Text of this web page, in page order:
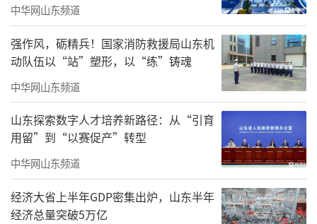
中华网山东频道
强作风，砺精兵！国家消防救援局山东机
动队伍以“站”塑形，以“练”铸魂
中华网山东频道
山东探索数字人才培养新路径：从“引育
用留”到“以赛促产”转型
中华网山东频道
经济大省上半年GDP密集出炉，山东半年
经济总量突破5万亿